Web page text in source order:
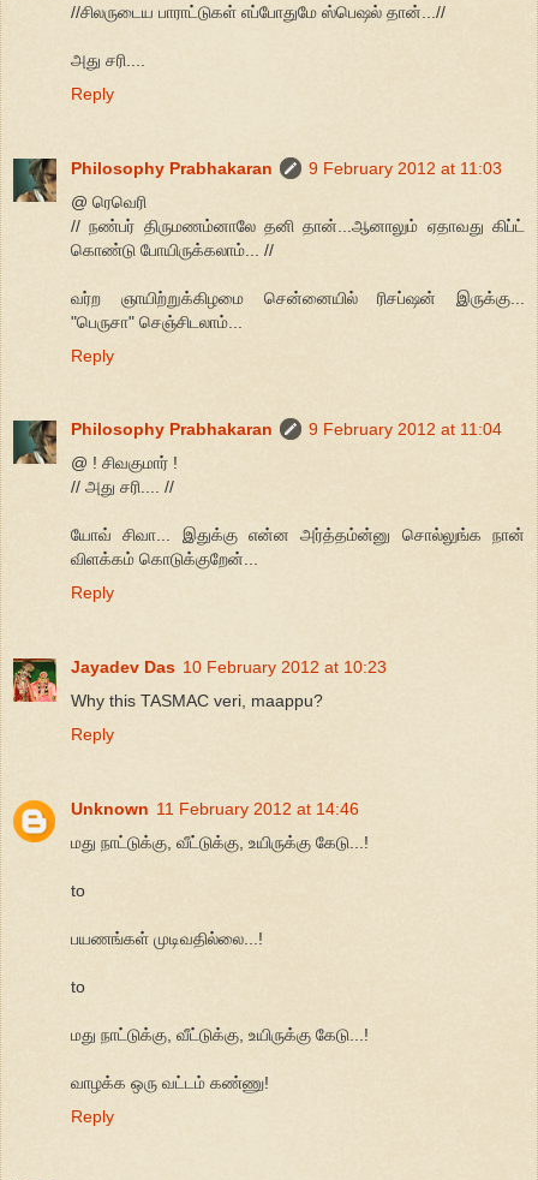
//சிலருடைய பாராட்டுகள் எப்போதுமே ஸ்பெஷல் தான்...//
அது சரி....
Reply
Philosophy Prabhakaran
9 February 2012 at 11:03
@ ரெவெரி
// நண்பர் திருமணம்னாலே தனி தான்...ஆனாலும் ஏதாவது கிப்ட்
கொண்டு போயிருக்கலாம்... //
வர்ற ஞாயிற்றுக்கிழமை சென்னையில் ரிசப்ஷன் இருக்கு...
"பெருசா" செஞ்சிடலாம்...
Reply
Philosophy Prabhakaran
9 February 2012 at 11:04
@ ! சிவகுமார் !
// அது சரி.... //
யோவ் சிவா... இதுக்கு என்ன அர்த்தம்ன்னு சொல்லுங்க நான்
விளக்கம் கொடுக்குறேன்...
Reply
Jayadev Das 10 February 2012 at 10:23
Why this TASMAC veri, maappu?
Reply
Unknown 11 February 2012 at 14:46
மது நாட்டுக்கு, வீட்டுக்கு, உயிருக்கு கேடு...!
to
பயணங்கள் முடிவதில்லை...!
to
மது நாட்டுக்கு, வீட்டுக்கு, உயிருக்கு கேடு...!
வாழக்க ஒரு வட்டம் கண்ணு!
Reply